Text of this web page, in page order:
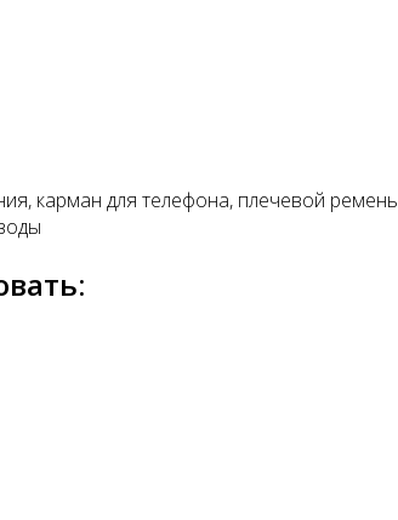
карман для телефона, плечевой ремень